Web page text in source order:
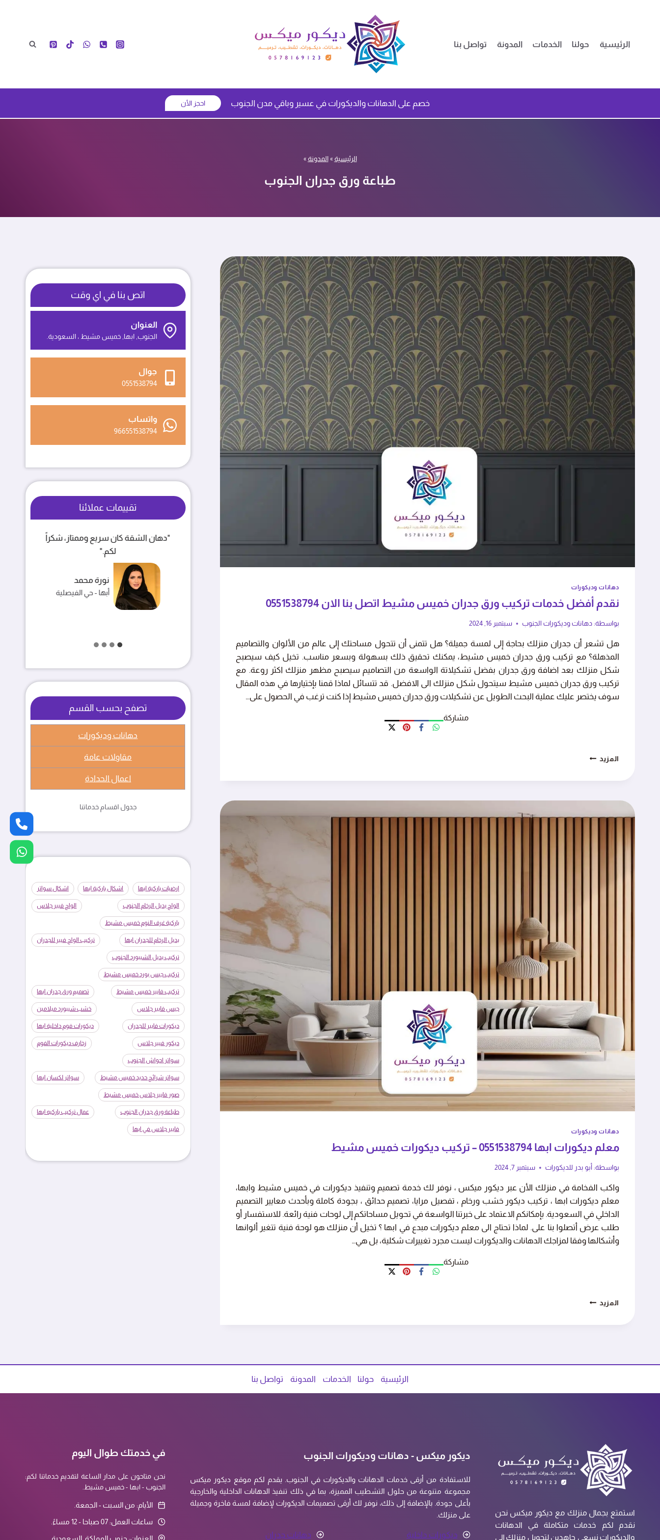
الرئيسية
حولنا الخدمات المدونة تواصل بنا
خصم على الدهانات والديكورات في عسير وباقي مدن الجنوب احجز الأن
الرئيسية»المدونة»
طباعة ورق جدران الجنوب
دهانات وديكورات
نقدم أفضل خدمات تركيب ورق جدران خميس مشيط اتصل بنا الان 0551538794
بواسطة: دهانات وديكورات الجنوب سبتمبر 16, 2024
هل تشعر أن جدران منزلك بحاجة إلى لمسة جميلة؟ هل تتمنى أن تتحول مساحتك إلى عالم من الألوان والتصاميم
المذهلة؟ مع تركيب ورق جدران خميس مشيط، يمكنك تحقيق ذلك بسهولة وبسعر مناسب. تخيل كيف سيصبح
شكل منزلك بعد اضافة ورق جدران بفضل تشكيلاتة الواسعة من التصاميم سيصبح مظهر منزلك اكثر روعة. مع
تركيب ورق جدران خميس مشيط سيتحول شكل منزلك الى الافضل. قد تتسائل لماذا قمنا بإختيارها في هذه المقال
سوف يختصر عليك عملية البحث الطويل عن تشكيلات ورق جدران خميس مشيط إذا كنت ترغب في الحصول على…
مشاركة
المزيد نقدم
خميس
دهانات وديكورات
معلم ديكورات ابها 0551538794 – تركيب ديكورات خميس مشيط
بواسطة: أبو بدر للديكورات سبتمبر 7, 2024
واكب الفخامة في منزلك الأن عبر ديكور ميكس ، نوفر لك خدمة تصميم وتنفيذ ديكورات في خميس مشيط وابها،
معلم ديكورات ابها ، تركيب ديكور خشب ورخام ، تفصيل مرايا، تصميم حدائق ، بجودة كاملة وبأحدث معايير التصميم
الداخلي في السعودية. بإمكانكم الاعتماد على خبرتنا الواسعة في تحويل مساحاتكم إلى لوحات فنية رائعة. للاستفسار أو
طلب عرض أتصلوا بنا على. لماذا تحتاج الى معلم ديكورات مبدع في ابها ؟ تخيل أن منزلك هو لوحة فنية تتغير ألوانها
وأشكالها وفقا لمزاجك الدهانات والديكورات ليست مجرد تغييرات شكلية، بل هي…
مشاركة
المزيد معلم
ديكورات
اتص بنا في اي وقت
العنوان
الجنوب, ابها, خميس مشيط ، السعودية.
جوال
0551538794
واتساب
966551538794
تقييمات عملائنا
أبها - حي الريان
استجابة سريعة وجودة عالية، أنصح
بهم."
"الشغل نظيف والأسعار مناسبة، انصح
فيهم."
خالد بن فهد
خميس مشيط - حي الربوة
تصفح بحسب القسم
دهانات وديكورات
مقاولات عامة
اعمال الحدادة
جدول اقسام خدماتنا
ارضيات باركية ابها اشكال باركية ابها اشكال سواتر
الواح بديل الرخام الجنوب الواح فيبر جلاس
باركية غرف النوم خميس مشيط
بديل الرخام للجدران ابها تركيب الواح فيبر للجدران
تركيب بديل الشيبورد الجنوب
تركيب جبس بورد خميس مشيط
تركيب فايبر خميس مشيط تصميم ورق جدران ابها
جبس فايبر جلاس خشب شيبورد ميلامين
ديكورات فايبر للجدران ديكورات فوم داخلية ابها
ديكور فيبر جلاس زخارف ديكورات الفوم
سواتر احواش الجنوب
سواتر شرائح حديد خميس مشيط سواتر لكسان ابها
صور فايبر جلاس خميس مشيط
طباعة ورق جدران الجنوب عمال تركيب باركيه ابها
فايبر جلاس في ابها
الرئيسية حولنا الخدمات المدونة تواصل بنا
استمتع بجمال منزلك مع ديكور ميكس نحن
نقدم لكم خدمات متكاملة في الدهانات
والديكورات نسعى جاهدين لتحويل منزلك إلى
ديكور ميكس - دهانات وديكورات الجنوب
للاستفادة من أرقى خدمات الدهانات والديكورات في الجنوب. يقدم لكم موقع ديكور ميكس
مجموعة متنوعة من حلول التشطيب المميزة، بما في ذلك تنفيذ الدهانات الداخلية والخارجية
بأعلى جودة. بالإضافة إلى ذلك، نوفر لك أرقى تصميمات الديكورات لإضافة لمسة فاخرة وجميلة
على منزلك.
ديكورات داخلية دهانات جدران
في خدمتك طوال اليوم
نحن متاحون على مدار الساعة لتقديم خدماتنا لكم:
الجنوب - ابها - خميس مشيط.
الأيام: من السبت - الجمعة.
ساعات العمل: 07 صباحا - 12 مساءً.